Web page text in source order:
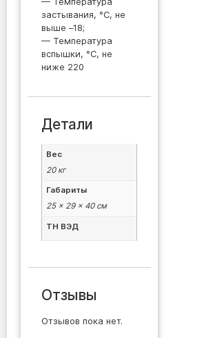
застывания, °C, не
выше –18;
— Температура
вспышки, °C, не
ниже 220
Детали
Вес
20 кг
Габариты
25 × 29 × 40 см
ТН ВЭД
Отзывы
Отзывов пока нет.